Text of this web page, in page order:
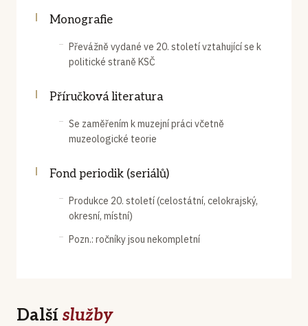
Monografie
Převážně vydané ve 20. století vztahující se k
politické straně KSČ
Příručková literatura
Se zaměřením k muzejní práci včetně
muzeologické teorie
Fond periodik (seriálů)
Produkce 20. století (celostátní, celokrajský,
okresní, místní)
Pozn.: ročníky jsou nekompletní
Další služby